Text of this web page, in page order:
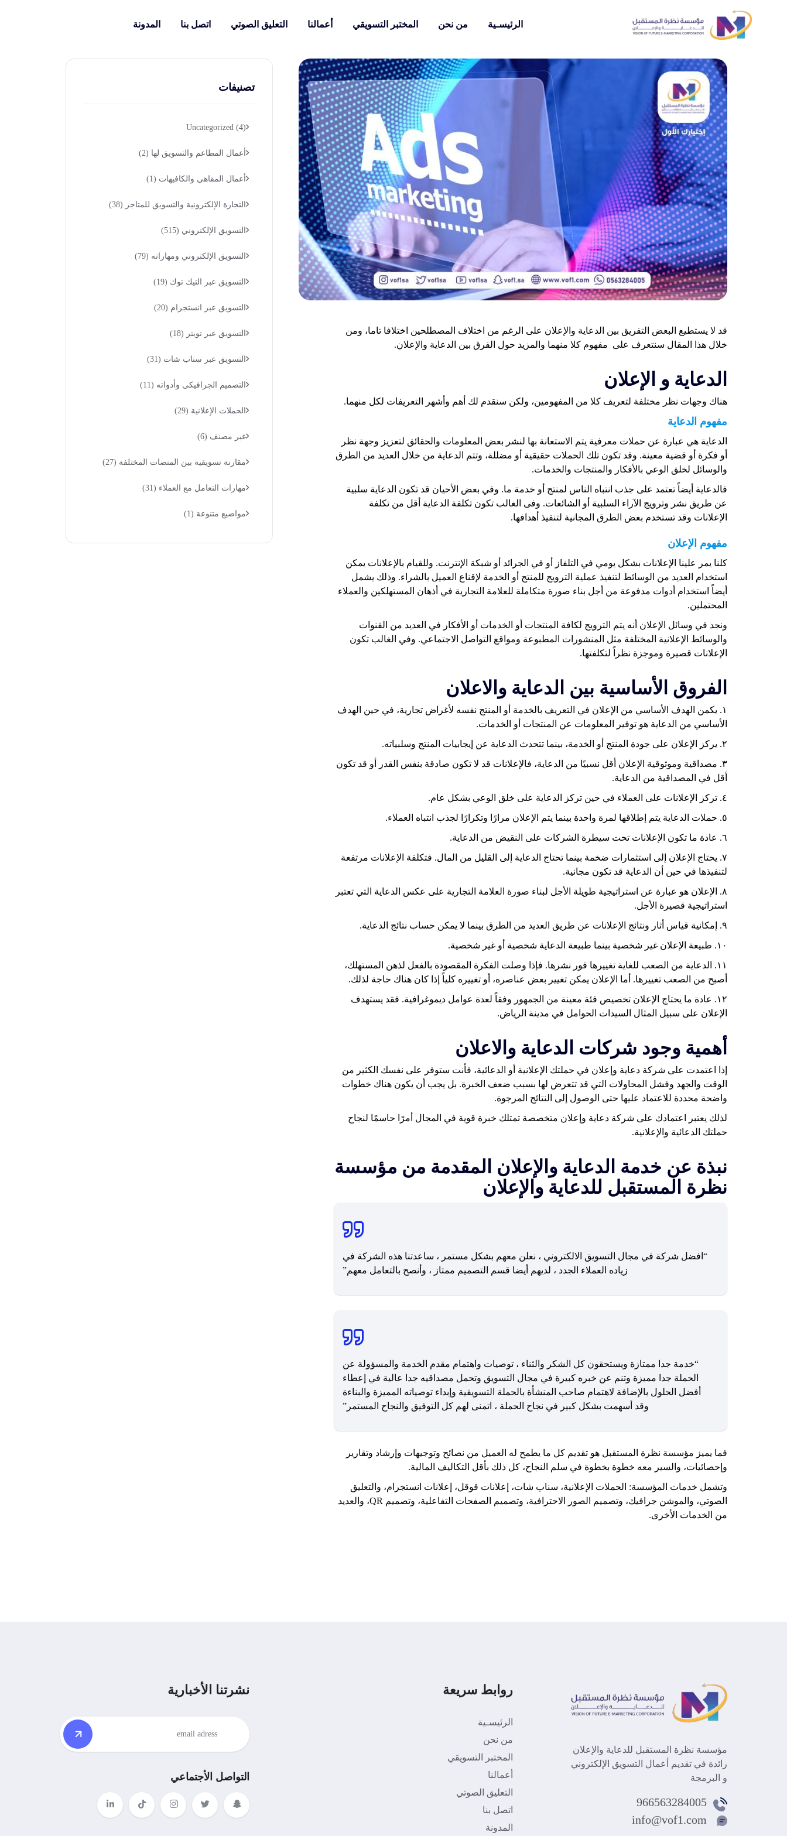
الرئيسـية من نحن المختبر التسويقي أعمالنا التعليق الصوتي اتصل بنا المدونة
قد لا يستطيع البعض التفريق بين الدعاية والإعلان على الرغم من اختلاف المصطلحين اختلافا تاما، ومن
خلال هذا المقال سنتعرف على مفهوم كلا منهما والمزيد حول الفرق بين الدعاية والإعلان.
الدعاية و الإعلان
هناك وجهات نظر مختلفة لتعريف كلا من المفهومين، ولكن سنقدم لك أهم وأشهر التعريفات لكل منهما.
مفهوم الدعاية
الدعاية هي عبارة عن حملات معرفية يتم الاستعانة بها لنشر بعض المعلومات والحقائق لتعزيز وجهة نظر
أو فكرة أو قضية معينة. وقد تكون تلك الحملات حقيقية أو مضللة، وتتم الدعاية من خلال العديد من الطرق
والوسائل لخلق الوعي بالأفكار والمنتجات والخدمات.
فالدعاية أيضاً تعتمد على جذب انتباه الناس لمنتج أو خدمة ما. وفي بعض الأحيان قد تكون الدعاية سلبية
عن طريق نشر وترويج الآراء السلبية أو الشائعات. وفى الغالب تكون تكلفة الدعاية أقل من تكلفة
الإعلانات وقد تستخدم بعض الطرق المجانية لتنفيذ أهدافها.
مفهوم الإعلان
كلنا يمر علينا الإعلانات بشكل يومي في التلفاز أو في الجرائد أو شبكة الإنترنت. وللقيام بالإعلانات يمكن
استخدام العديد من الوسائط لتنفيذ عملية الترويج للمنتج أو الخدمة لإقناع العميل بالشراء. وذلك يشمل
أيضاً استخدام أدوات مدفوعة من أجل بناء صورة متكاملة للعلامة التجارية في أذهان المستهلكين والعملاء
المحتملين.
ونجد في وسائل الإعلان أنه يتم الترويج لكافة المنتجات أو الخدمات أو الأفكار في العديد من القنوات
والوسائط الإعلانية المختلفة مثل المنشورات المطبوعة ومواقع التواصل الاجتماعي. وفي الغالب تكون
الإعلانات قصيرة وموجزة نظراً لتكلفتها.
الفروق الأساسية بين الدعاية والاعلان
١. يكمن الهدف الأساسي من الإعلان في التعريف بالخدمة أو المنتج نفسه لأغراض تجارية، في حين الهدف
الأساسي من الدعاية هو توفير المعلومات عن المنتجات أو الخدمات.
٢. يركز الإعلان على جودة المنتج أو الخدمة، بينما تتحدث الدعاية عن إيجابيات المنتج وسلبياته.
٣. مصداقية وموثوقية الإعلان أقل نسبيًا من الدعاية، فالإعلانات قد لا تكون صادقة بنفس القدر أو قد تكون
أقل في المصداقية من الدعاية.
٤. تركز الإعلانات على العملاء في حين تركز الدعاية على خلق الوعي بشكل عام.
٥. حملات الدعاية يتم إطلاقها لمرة واحدة بينما يتم الإعلان مرارًا وتكرارًا لجذب انتباه العملاء.
٦. عادة ما تكون الإعلانات تحت سيطرة الشركات على النقيض من الدعاية.
٧. يحتاج الإعلان إلى استثمارات ضخمة بينما تحتاج الدعاية إلى القليل من المال. فتكلفة الإعلانات مرتفعة
لتنفيذها في حين أن الدعاية قد تكون مجانية.
٨. الإعلان هو عبارة عن استراتيجية طويلة الأجل لبناء صورة العلامة التجارية على عكس الدعاية التي تعتبر
استراتيجية قصيرة الأجل.
٩. إمكانية قياس أثار ونتائج الإعلانات عن طريق العديد من الطرق بينما لا يمكن حساب نتائج الدعاية.
١٠. طبيعة الإعلان غير شخصية بينما طبيعة الدعاية شخصية أو غير شخصية.
١١. الدعاية من الصعب للغاية تغييرها فور نشرها. فإذا وصلت الفكرة المقصودة بالفعل لذهن المستهلك،
أصبح من الصعب تغييرها. أما الإعلان يمكن تغيير بعض عناصره، أو تغييره كلياً إذا كان هناك حاجة لذلك.
١٢. عادة ما يحتاج الإعلان تخصيص فئة معينة من الجمهور وفقاً لعدة عوامل ديموغرافية. فقد يستهدف
الإعلان على سبيل المثال السيدات الحوامل في مدينة الرياض.
أهمية وجود شركات الدعاية والاعلان
إذا اعتمدت على شركة دعاية وإعلان في حملتك الإعلانية أو الدعائية، فأنت ستوفر على نفسك الكثير من
الوقت والجهد وفشل المحاولات التي قد تتعرض لها بسبب ضعف الخبرة. بل يجب أن يكون هناك خطوات
واضحة محددة للاعتماد عليها حتى الوصول إلى النتائج المرجوة.
لذلك يعتبر اعتمادك على شركة دعاية وإعلان متخصصة تمتلك خبرة قوية في المجال أمرًا حاسمًا لنجاح
حملتك الدعائية والإعلانية.
نبذة عن خدمة الدعاية والإعلان المقدمة من مؤسسة
نظرة المستقبل للدعاية والإعلان
“افضل شركة في مجال التسويق الالكتروني ، نعلن معهم بشكل مستمر ، ساعدتنا هذه الشركة في
زياده العملاء الجدد ، لديهم أيضا قسم التصميم ممتاز ، وأنصح بالتعامل معهم”
“خدمة جدا ممتازة ويستحقون كل الشكر والثناء ، توصيات واهتمام مقدم الخدمة والمسؤولة عن
الحملة جدا مميزة وتنم عن خبره كبيرة في مجال التسويق وتحمل مصداقيه جدا عالية في إعطاء
أفضل الحلول بالإضافة لاهتمام صاحب المنشأة بالحملة التسويقية وإبداء توصياته المميزة والبناءة
وقد أسهمت بشكل كبير في نجاح الحملة ، اتمنى لهم كل التوفيق والنجاح المستمر”
فما يميز مؤسسة نظرة المستقبل هو تقديم كل ما يطمح له العميل من نصائح وتوجيهات وإرشاد وتقارير
وإحصائيات، والسير معه خطوة بخطوة في سلم النجاح، كل ذلك بأقل التكاليف المالية.
وتشمل خدمات المؤسسة: الحملات الإعلانية، سناب شات، إعلانات قوقل، إعلانات انستجرام، والتعليق
الصوتي، والموشن جرافيك، وتصميم الصور الاحترافية، وتصميم الصفحات التفاعلية، وتصميم QR، والعديد
من الخدمات الأخرى.
تصنيفات
Uncategorized (4)
أعمال المطاعم والتسويق لها (2)
أعمال المقاهي والكافيهات (1)
التجارة الإلكترونية والتسويق للمتاجر (38)
التسويق الإلكتروني (515)
التسويق الإلكتروني ومهاراته (79)
التسويق عبر التيك توك (19)
التسويق عبر انستجرام (20)
التسويق عبر تويتر (18)
التسويق عبر سناب شات (31)
التصميم الجرافيكى وأدواته (11)
الحملات الإعلانية (29)
غير مصنف (6)
مقارنة تسويقية بين المنصات المختلفة (27)
مهارات التعامل مع العملاء (31)
مواضيع متنوعة (1)
مؤسسة نظرة المستقبل للدعاية والإعلان
رائدة في تقديم أعمال التسويق الإلكتروني
و البرمجة
966563284005
info@vof1.com
روابط سريعة
الرئيسـية
من نحن
المختبر التسويقي
أعمالنا
التعليق الصوتي
اتصل بنا
المدونة
نشرتنا الأخبارية
التواصل الأجتماعي